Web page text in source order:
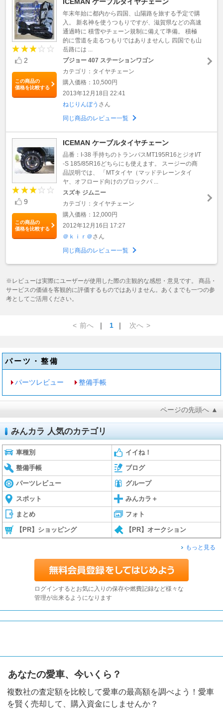
2
この商品の
価格を比較する
年末年始に都内から四国、山陽路を旅する予定で購
入。 新名神を使うつもりですが、滋賀県などの高速
通過時に 積雪やチェーン規制に備えて準備。 積極
的に雪道を走るつもりではありませんし 四国でも山
岳路には ...
プジョー 407 ステーションワゴン
カテゴリ：タイヤチェーン
購入価格：10,500円
2013年12月18日 22:41
ねじりんぼう さん
同じ商品のレビュー一覧
9
この商品の
価格を比較する
ICEMAN ケーブルタイヤチェーン
品番：I-38 手持ちのトランパスMT195R16とジオI/T
-S 185/85R16どちらにも使えます。 スージーの商
品説明では、 「MTタイヤ（マッドテレーンタイ
ヤ、オフロード向けのブロックパ ...
スズキ ジムニー
カテゴリ：タイヤチェーン
購入価格：12,000円
2012年12月16日 17:27
＠ｋｉｒ＠さん
同じ商品のレビュー一覧
※レビューは実際にユーザーが使用した際の主観的な感想・意見です。 商品・
サービスの価値を客観的に評価するものではありません。あくまでも一つの参
考としてご活用ください。
< 前へ ｜ 1 ｜ 次へ >
パーツ・整備
パーツレビュー 整備手帳
ページの先頭へ ▲
みんカラ 人気のカテゴリ
車種別 イイね！
整備手帳 ブログ
パーツレビュー グループ
スポット みんカラ＋
まとめ フォト
【PR】ショッピング 【PR】オークション
もっと見る
ログインするとお気に入りの保存や燃費記録など様々な
管理が出来るようになります
あなたの愛車、今いくら？
複数社の査定額を比較して愛車の最高額を調べよう！愛車
を賢く売却して、購入資金にしませんか？